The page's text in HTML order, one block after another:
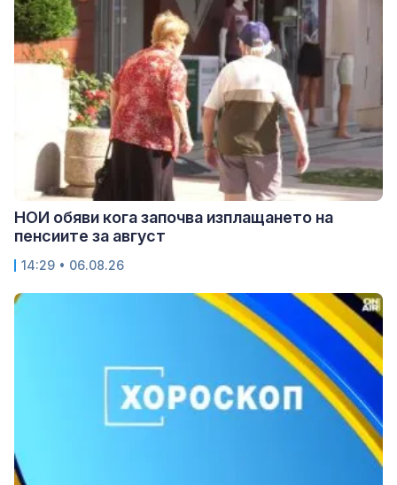
НОИ обяви кога започва изплащането на
пенсиите за август
14:29 • 06.08.26